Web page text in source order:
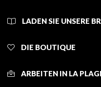
LADEN SIE UNSERE
DIE BOUTIQUE
ARBEITEN IN LA